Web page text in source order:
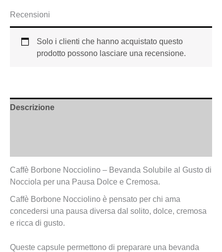
Recensioni
Solo i clienti che hanno acquistato questo
prodotto possono lasciare una recensione.
Descrizione
Caffè Borbone Nocciolino – Bevanda Solubile al Gusto di
Nocciola per una Pausa Dolce e Cremosa.
Caffè Borbone Nocciolino è pensato per chi ama
concedersi una pausa diversa dal solito, dolce, cremosa
e ricca di gusto.
Queste capsule permettono di preparare una bevanda